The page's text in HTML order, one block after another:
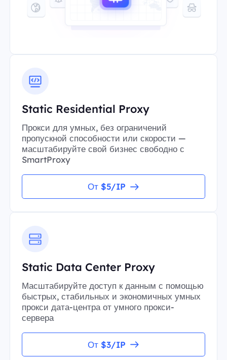
Static Residential Proxy
Прокси для умных, без ограничений
пропускной способности или скорости —
масштабируйте свой бизнес свободно с
SmartProxy
От $5/IP
Static Data Center Proxy
Масштабируйте доступ к данным с помощью
быстрых, стабильных и экономичных умных
прокси дата-центра от умного прокси-
сервера
От $3/IP